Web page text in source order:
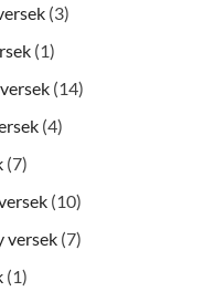
(3)
(1)
(14)
(4)
(7)
(10)
versek (7)
(1)